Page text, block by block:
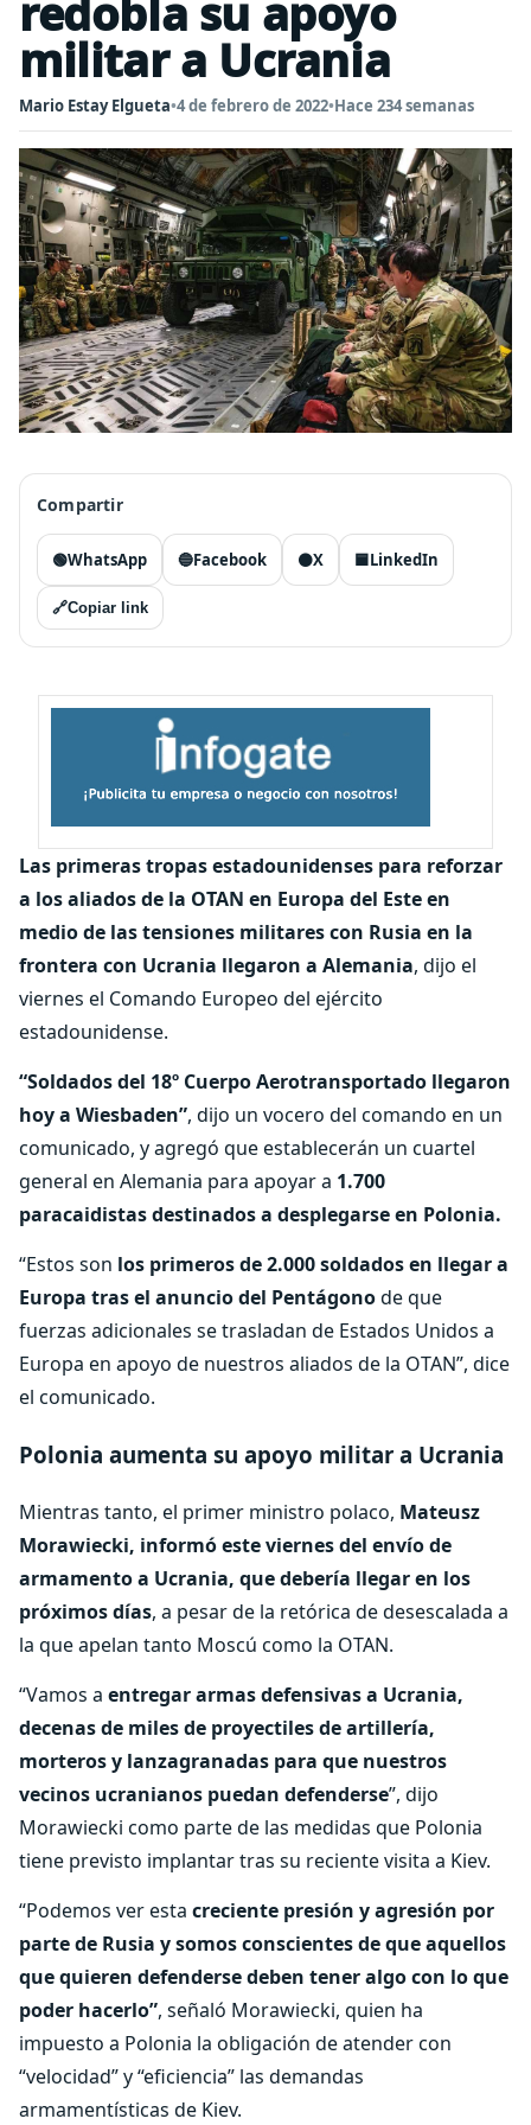
redobla su apoyo
militar a Ucrania
Mario Estay Elgueta•4 de febrero de 2022•Hace 234 semanas
Compartir
🟢WhatsApp 🔵Facebook ⚫X 🟦LinkedIn
🔗Copiar link
Las primeras tropas estadounidenses para reforzar
a los aliados de la OTAN en Europa del Este en
medio de las tensiones militares con Rusia en la
frontera con Ucrania llegaron a Alemania, dijo el
viernes el Comando Europeo del ejército
estadounidense.
“Soldados del 18º Cuerpo Aerotransportado llegaron
hoy a Wiesbaden”, dijo un vocero del comando en un
comunicado, y agregó que establecerán un cuartel
general en Alemania para apoyar a 1.700
paracaidistas destinados a desplegarse en Polonia.
“Estos son los primeros de 2.000 soldados en llegar a
Europa tras el anuncio del Pentágonode que
fuerzas adicionales se trasladan de Estados Unidos a
Europa en apoyo de nuestros aliados de la OTAN”, dice
el comunicado.
Polonia aumenta su apoyo militar a Ucrania
Mientras tanto, el primer ministro polaco, Mateusz
Morawiecki, informó este viernes del envío de
armamento a Ucrania, que debería llegar en los
próximos días, a pesar de la retórica de desescalada a
la que apelan tanto Moscú como la OTAN.
“Vamos a entregar armas defensivas a Ucrania,
decenas de miles de proyectiles de artillería,
morteros y lanzagranadas para que nuestros
vecinos ucranianos puedan defenderse”, dijo
Morawiecki como parte de las medidas que Polonia
tiene previsto implantar tras su reciente visita a Kiev.
“Podemos ver esta creciente presión y agresión por
parte de Rusia y somos conscientes de que aquellos
que quieren defenderse deben tener algo con lo que
poder hacerlo”, señaló Morawiecki, quien ha
impuesto a Polonia la obligación de atender con
“velocidad” y “eficiencia” las demandas
armamentísticas de Kiev.